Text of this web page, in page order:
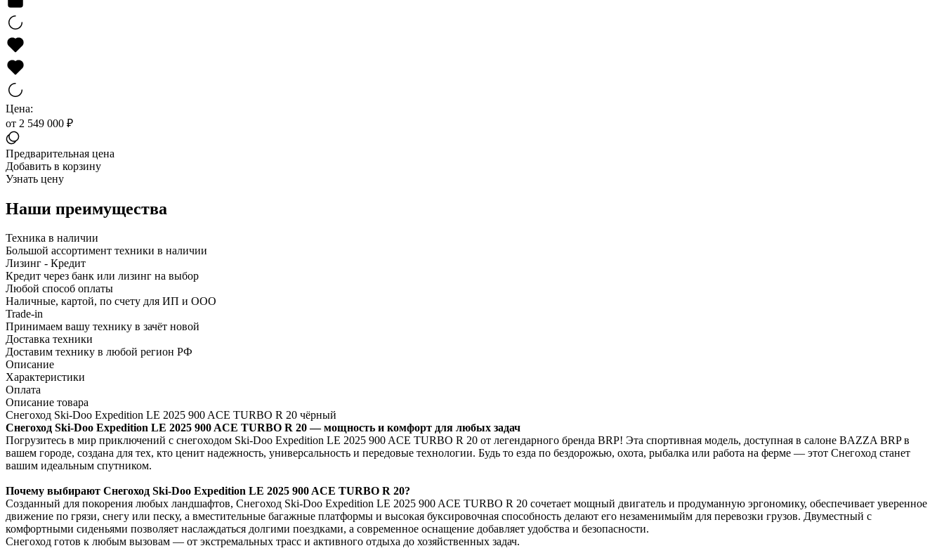
Цена:
от 2 549 000 ₽
Предварительная цена
Добавить в корзину
Узнать цену
Наши преимущества
Техника в наличии
Большой ассортимент техники в наличии
Лизинг - Кредит
Кредит через банк или лизинг на выбор
Любой способ оплаты
Наличные, картой, по счету для ИП и ООО
Trade-in
Принимаем вашу технику в зачёт новой
Доставка техники
Доставим технику в любой регион РФ
Описание
Характеристики
Оплата
Описание товара
Снегоход Ski-Doo Expedition LE 2025 900 ACE TURBO R 20 чёрный
Снегоход Ski-Doo Expedition LE 2025 900 ACE TURBO R 20 — мощность и комфорт для любых задач
Погрузитесь в мир приключений с снегоходом Ski-Doo Expedition LE 2025 900 ACE TURBO R 20 от легендарного бренда BRP! Эта спортивная модель, доступная в салоне BAZZA BRP в
вашем городе, создана для тех, кто ценит надежность, универсальность и передовые технологии. Будь то езда по бездорожью, охота, рыбалка или работа на ферме — этот Снегоход станет
вашим идеальным спутником.
Почему выбирают Снегоход Ski-Doo Expedition LE 2025 900 ACE TURBO R 20?
Созданный для покорения любых ландшафтов, Снегоход Ski-Doo Expedition LE 2025 900 ACE TURBO R 20 сочетает мощный двигатель и продуманную эргономику, обеспечивает уверенное
движение по грязи, снегу или песку, а вместительные багажные платформы и высокая буксировочная способность делают его незаменимыйм для перевозки грузов. Двуместный с
комфортными сиденьями позволяет наслаждаться долгими поездками, а современное оснащение добавляет удобства и безопасности.
Снегоход готов к любым вызовам — от экстремальных трасс и активного отдыха до хозяйственных задач.